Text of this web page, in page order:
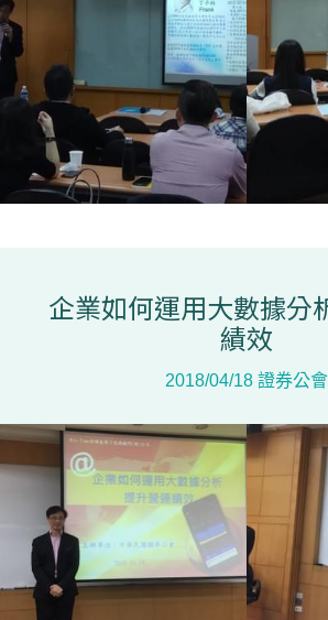
企業如何運用大數據分
績效
2018/04/18 證券公會